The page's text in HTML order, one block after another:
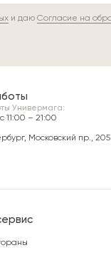
и даю Согласие на
Универмага:
11:00 – 21:00
Московский пр.,